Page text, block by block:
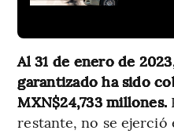
Al 31 de enero de
garantizado ha sido
MXN$24,733 millones.
restante, no se